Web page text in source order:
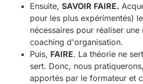
Ensuite, SAVOIR FAIRE.
pour les plus expérimentés)
nécessaires pour réaliser une
coaching d'organisation.
Puis, FAIRE. La théorie ne
sert. Donc, nous
apportés par le formateur et